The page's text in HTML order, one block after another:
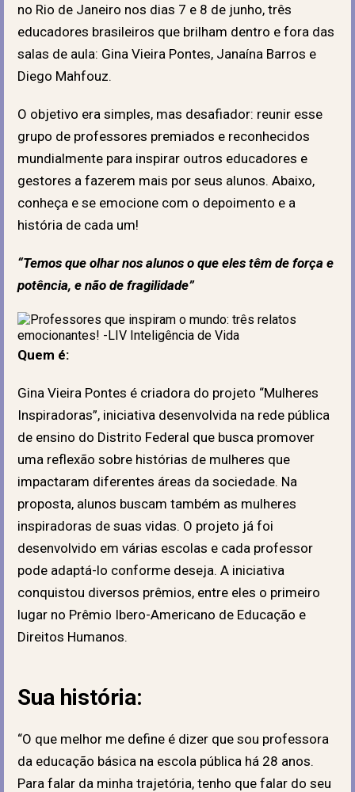
no Rio de Janeiro nos dias 7 e 8 de junho, três
educadores brasileiros que brilham dentro e fora das
salas de aula: Gina Vieira Pontes, Janaína Barros e
Diego Mahfouz.
O objetivo era simples, mas desafiador: reunir esse
grupo de professores premiados e reconhecidos
mundialmente para inspirar outros educadores e
gestores a fazerem mais por seus alunos. Abaixo,
conheça e se emocione com o depoimento e a
história de cada um!
“Temos que olhar nos alunos o que eles têm de força e
potência, e não de fragilidade”
Quem é:
Gina Vieira Pontes é criadora do projeto “Mulheres
Inspiradoras”, iniciativa desenvolvida na rede pública
de ensino do Distrito Federal que busca promover
uma reflexão sobre histórias de mulheres que
impactaram diferentes áreas da sociedade. Na
proposta, alunos buscam também as mulheres
inspiradoras de suas vidas. O projeto já foi
desenvolvido em várias escolas e cada professor
pode adaptá-lo conforme deseja. A iniciativa
conquistou diversos prêmios, entre eles o primeiro
lugar no Prêmio Ibero-Americano de Educação e
Direitos Humanos.
Sua história:
“O que melhor me define é dizer que sou professora
da educação básica na escola pública há 28 anos.
Para falar da minha trajetória, tenho que falar do seu